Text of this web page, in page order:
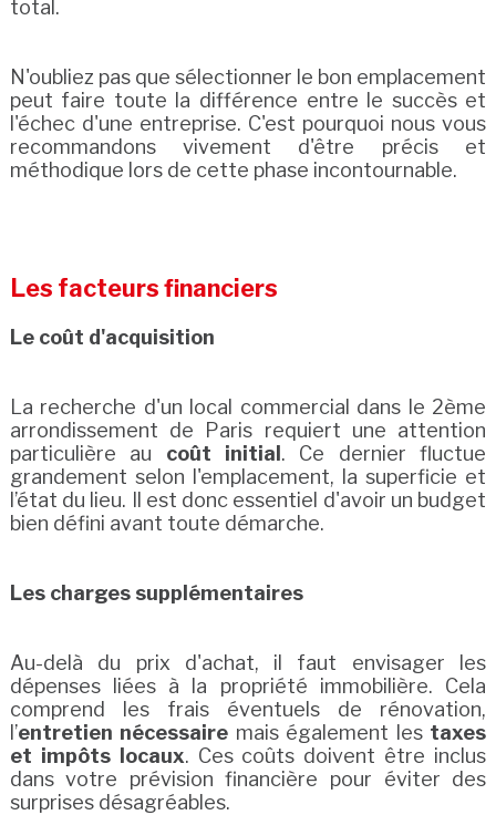
total.
N'oubliez pas que sélectionner le bon emplacement
peut faire toute la différence entre le succès et
l'échec d'une entreprise. C'est pourquoi nous vous
recommandons vivement d'être précis et
méthodique lors de cette phase incontournable.
Les facteurs financiers
Le coût d'acquisition
La recherche d'un local commercial dans le 2ème
arrondissement de Paris requiert une attention
particulière au coût initial . Ce dernier fluctue
grandement selon l'emplacement, la superficie et
l’état du lieu. Il est donc essentiel d'avoir un budget
bien défini avant toute démarche.
Les charges supplémentaires
Au-delà du prix d'achat, il faut envisager les
dépenses liées à la propriété immobilière. Cela
comprend les frais éventuels de rénovation,
l’entretien nécessaire mais également les taxes
et impôts locaux. Ces coûts doivent être inclus
dans votre prévision financière pour éviter des
surprises désagréables.